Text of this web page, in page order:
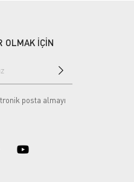
OLMAK İÇİN
posta almayı